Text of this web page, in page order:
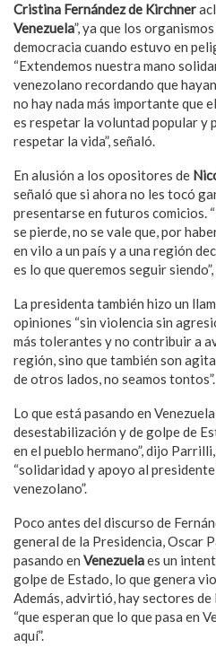
Cristina Fernández de Kirchner
Venezuela”, ya que los
democracia cuando estuvo en
“Extendemos nuestra mano
venezolano recordando que
no hay nada más importante que
es respetar la voluntad popular y
respetar la vida”, señaló.
En alusión a los opositores de
señaló que si ahora no les tocó
presentarse en futuros comicios.
se pierde, no se vale que, por
en vilo a un país y a una región
es lo que queremos seguir
La presidenta también hizo un
opiniones “sin violencia sin
más tolerantes y no contribuir a
región, sino que también son
de otros lados, no seamos tontos”.
Lo que está pasando en
desestabilización y de golpe de
en el pueblo hermano”, dijo
“solidaridad y apoyo al
venezolano”.
Poco antes del discurso de
general de la Presidencia, Oscar
pasando en Venezuelaes un
golpe de Estado, lo que genera
Además, advirtió, hay sectores
“que esperan que lo que pasa en
aquí”.